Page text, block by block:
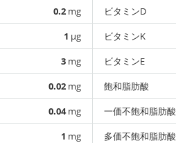
0.2 mg
1 µg
3 mg
0.02 mg
0.04mg
1 mg
ビタミンD
ビタミンK
ビタミンE
飽和脂肪酸
一価不飽和脂肪酸
多価不飽和脂肪酸